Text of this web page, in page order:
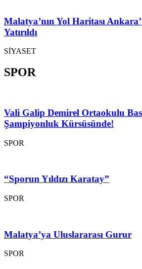
Malatya’nın Yol Haritası
Yatırıldı
SİYASET
SPOR
Vali Galip Demirel Ortaokulu
Şampiyonluk Kürsüsünde!
SPOR
“Sporun Yıldızı Karatay”
SPOR
Malatya’ya Uluslararası Gurur
SPOR